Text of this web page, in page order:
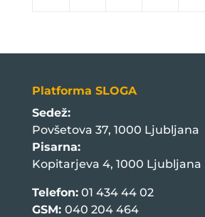
Platforma SLOGA
Sedež:
Povšetova 37, 1000 Ljubljana
Pisarna:
Kopitarjeva 4, 1000 Ljubljana
Telefon:01 434 44 02
GSM: 040 204 464